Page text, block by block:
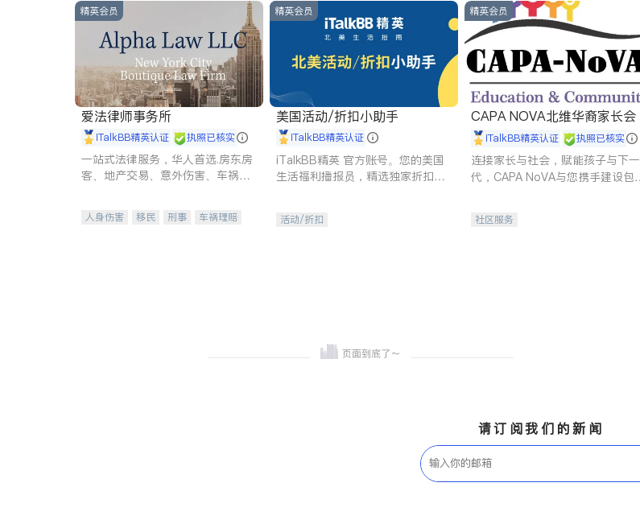
精英会员
爱法律师事务所
iTalkBB精英认证 执照已核实
一站式法律服务，华人首选.房东房
客、地产交易、意外伤害、车祸重
人身伤害 移民 刑事
车祸理赔
精英会员
美国活动/折扣小助手
iTalkBB精英认证
iTalkBB精英 官方账号。您的美国
生活福利播报员，精选独家折扣、
活动/折扣
精英会员
CAPA NOVA北维华裔家长会
iTalkBB精英认证 执照已核实
连接家长与社会，赋能孩子与下一
代，CAPA NoVA与您携手建设包
社区服务
请订阅我们的新闻